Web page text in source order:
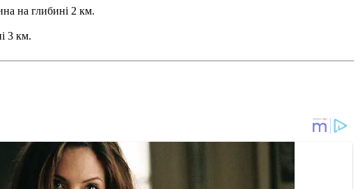
на глибині 2 км.
3 км.